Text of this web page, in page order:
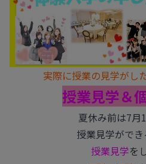
実際に授業の見学がし
授業見学＆
夏休み前は7月
授業見学がで
授業見学を